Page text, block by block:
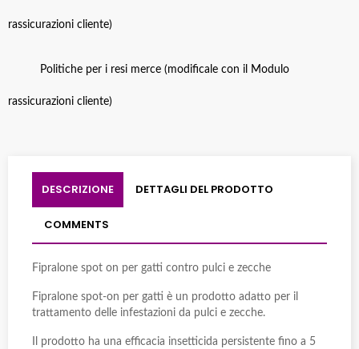
rassicurazioni cliente)
Politiche per i resi merce (modificale con il Modulo
rassicurazioni cliente)
DESCRIZIONE DETTAGLI DEL PRODOTTO
COMMENTS
Fipralone spot on per gatti contro pulci e zecche
Fipralone spot-on per gatti è un prodotto adatto per il
trattamento delle infestazioni da pulci e zecche.
Il prodotto ha una efficacia insetticida persistente fino a 5